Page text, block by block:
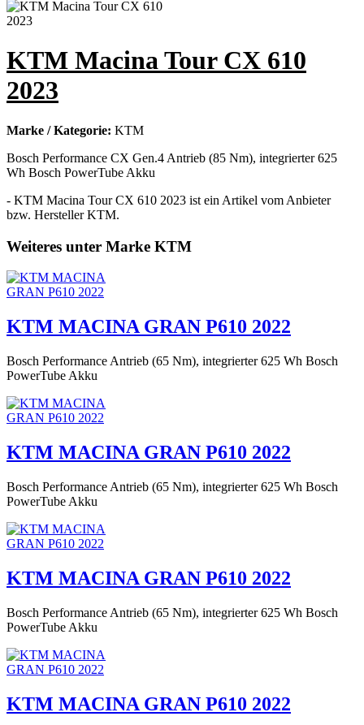
KTM Macina Tour CX 610
2023
Marke / Kategorie: KTM
Bosch Performance CX Gen.4 Antrieb (85 Nm), integrierter 625
Wh Bosch PowerTube Akku
- KTM Macina Tour CX 610 2023 ist ein Artikel vom Anbieter
bzw. Hersteller KTM.
Weiteres unter Marke KTM
KTM MACINA GRAN P610 2022
Bosch Performance Antrieb (65 Nm), integrierter 625 Wh Bosch
PowerTube Akku
KTM MACINA GRAN P610 2022
Bosch Performance Antrieb (65 Nm), integrierter 625 Wh Bosch
PowerTube Akku
KTM MACINA GRAN P610 2022
Bosch Performance Antrieb (65 Nm), integrierter 625 Wh Bosch
PowerTube Akku
KTM MACINA GRAN P610 2022